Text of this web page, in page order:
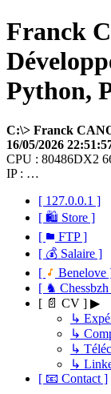
Franck
Python,
C:\> Franck
16/05/2026
CPU : 80486DX2
IP : …
[ 127.0.0.1 ]
[ 🛍 Store ]
[
FTP ]
[ 💰 Salaire ]
[
Benelove
[ ♞
[ 📄 CV ] ▶
↳
↳
↳
↳
[ 📧 Contact ]